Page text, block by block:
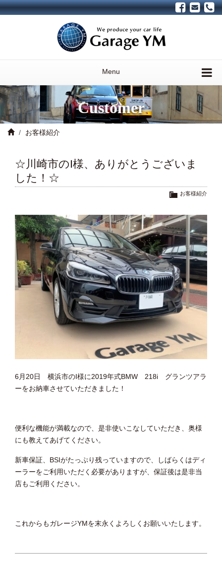
Menu
Customer
お客様紹介
☆川崎市のI様、ありがとうございま
した！☆
お客様紹介
6月20日 横浜市のI様に2019年式BMW 218i グランツアラ
ーをお納車させていただきました！
便利な機能が満載なので、是非使いこなしていただき、奥様
にも教えてあげてください。
新車保証、BSIがたっぷり残っていますので、しばらくはディ
ーラーをご利用いただく必要がありますが、保証後は是非当
店もご利用ください。
これからもガレージYMを末永くよろしくお願いいたします。